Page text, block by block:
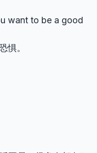
want to be a good
惧。